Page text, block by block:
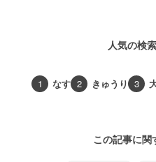
人気の検
1 なす 2 きゅうり 3
この記事に関